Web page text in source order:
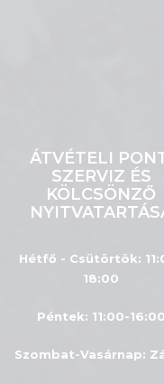
ÁTVÉTELI
SZERVIZ ÉS
KÖLCSÖNZŐ
Hétfő - Csütörtök:
18:00
Péntek: 11:00-16:00
Szombat-Vasárnap: